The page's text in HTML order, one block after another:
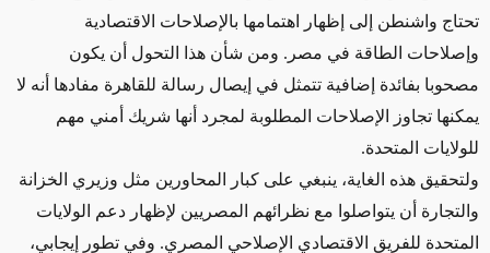
تحتاج واشنطن إلى إظهار اهتمامها بالإصلاحات الاقتصادية
وإصلاحات الطاقة في مصر. ومن شأن هذا التحول أن يكون
مصحوبا بفائدة إضافية تتمثل في إيصال رسالة للقاهرة مفادها أنه لا
يمكنها تجاوز الإصلاحات المطلوبة لمجرد أنها شريك أمني مهم
للولايات المتحدة.
ولتحقيق هذه الغاية، ينبغي على كبار المحاورين مثل وزيري الخزانة
والتجارة أن يتواصلوا مع نظرائهم المصريين لإظهار دعم الولايات
المتحدة للفريق الاقتصادي الإصلاحي المصري. وفي تطور إيجابي،